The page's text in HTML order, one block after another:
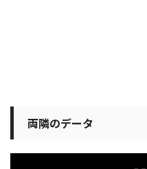
両隣のデータ